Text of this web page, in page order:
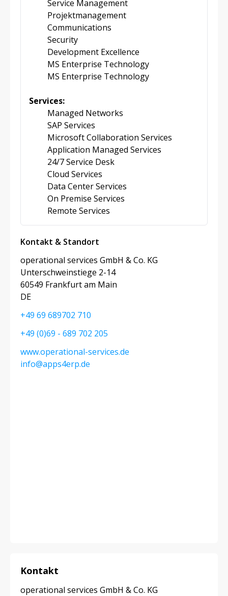
Service Management
Projektmanagement
Communications
Security
Development Excellence
MS Enterprise Technology
MS Enterprise Technology
Services:
Managed Networks
SAP Services
Microsoft Collaboration Services
Application Managed Services
24/7 Service Desk
Cloud Services
Data Center Services
On Premise Services
Remote Services
Kontakt & Standort
operational services GmbH & Co. KG
Unterschweinstiege 2-14
60549 Frankfurt am Main
DE
+49 69 689702 710
+49 (0)69 - 689 702 205
www.operational-services.de
info@apps4erp.de
Kontakt
operational services GmbH & Co. KG